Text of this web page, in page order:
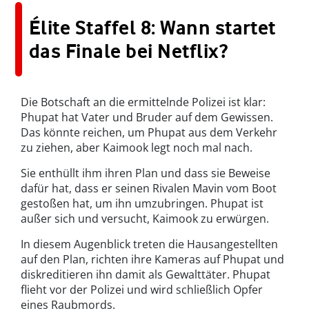
Élite Staffel 8: Wann startet
das Finale bei Netflix?
Die Botschaft an die ermittelnde Polizei ist klar:
Phupat hat Vater und Bruder auf dem Gewissen.
Das könnte reichen, um Phupat aus dem Verkehr
zu ziehen, aber Kaimook legt noch mal nach.
Sie enthüllt ihm ihren Plan und dass sie Beweise
dafür hat, dass er seinen Rivalen Mavin vom Boot
gestoßen hat, um ihn umzubringen. Phupat ist
außer sich und versucht, Kaimook zu erwürgen.
In diesem Augenblick treten die Hausangestellten
auf den Plan, richten ihre Kameras auf Phupat und
diskreditieren ihn damit als Gewalttäter. Phupat
flieht vor der Polizei und wird schließlich Opfer
eines Raubmords.